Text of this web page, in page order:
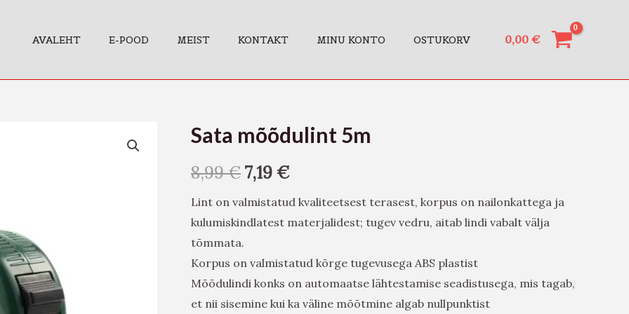
AVALEHT E-POOD MEIST KONTAKT MINU KONTO OSTUKORV 0,00 €
Sata mõõdulint 5m
8,99€7,19€
Lint on valmistatud kvaliteetsest terasest, korpus on nailonkattega ja
kulumiskindlatest materjalidest; tugev vedru, aitab lindi vabalt välja
tõmmata.
Korpus on valmistatud kõrge tugevusega ABS plastist
Mõõdulindi konks on automaatse lähtestamise seadistusega, mis tagab,
et nii sisemine kui ka väline mõõtmine algab nullpunktist
Sata
5m